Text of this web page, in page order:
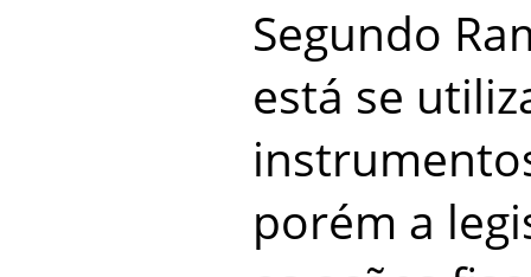
Segundo
está se
porém a